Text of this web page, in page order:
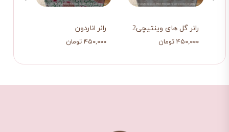
رانر اناردون
۴۵۰,۰۰۰ تومان
رانر گل های وینتیچی2
۴۵۰,۰۰۰ تومان